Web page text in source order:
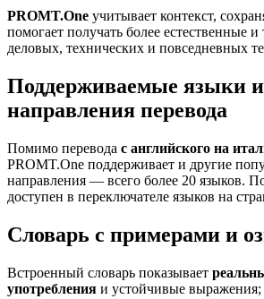
PROMT.One учитывает контекст,
помогает получать более естественные
деловых, технических и повседневных
Поддерживаемые языки и
направления перевода
Помимо перевода с английского на
PROMT.One поддерживает и другие
направления — всего более 20 языков.
доступен в переключателе языков на
Словарь с примерами и
Встроенный словарь показывает
употребления и устойчивые выражения;